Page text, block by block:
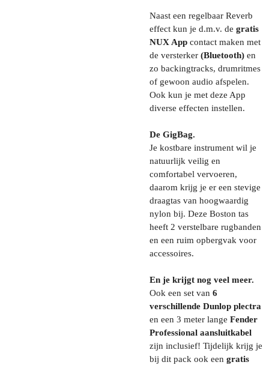
Naast een regelbaar Reverb
effect kun je d.m.v. de gratis
NUX App contact maken met
de versterker (Bluetooth) en
zo backingtracks, drumritmes
of gewoon audio afspelen.
Ook kun je met deze App
diverse effecten instellen.
De GigBag.
Je kostbare instrument wil je
natuurlijk veilig en
comfortabel vervoeren,
daarom krijg je er een stevige
draagtas van hoogwaardig
nylon bij. Deze Boston tas
heeft 2 verstelbare rugbanden
en een ruim opbergvak voor
accessoires.
En je krijgt nog veel meer.
Ook een set van 6
verschillende Dunlop plectra
en een 3 meter lange Fender
Professional aansluitkabel
zijn inclusief! Tijdelijk krijg je
bij dit pack ook een gratis